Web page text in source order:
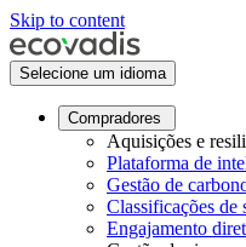
Skip to content
Selecione um idioma
Compradores
Aquisições e
Plataforma de
Gestão de
Classificações de
Engajamento